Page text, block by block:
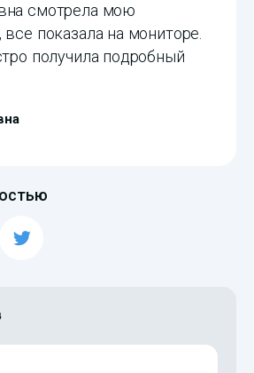
смотрела мою
показала на мониторе.
получила подробный